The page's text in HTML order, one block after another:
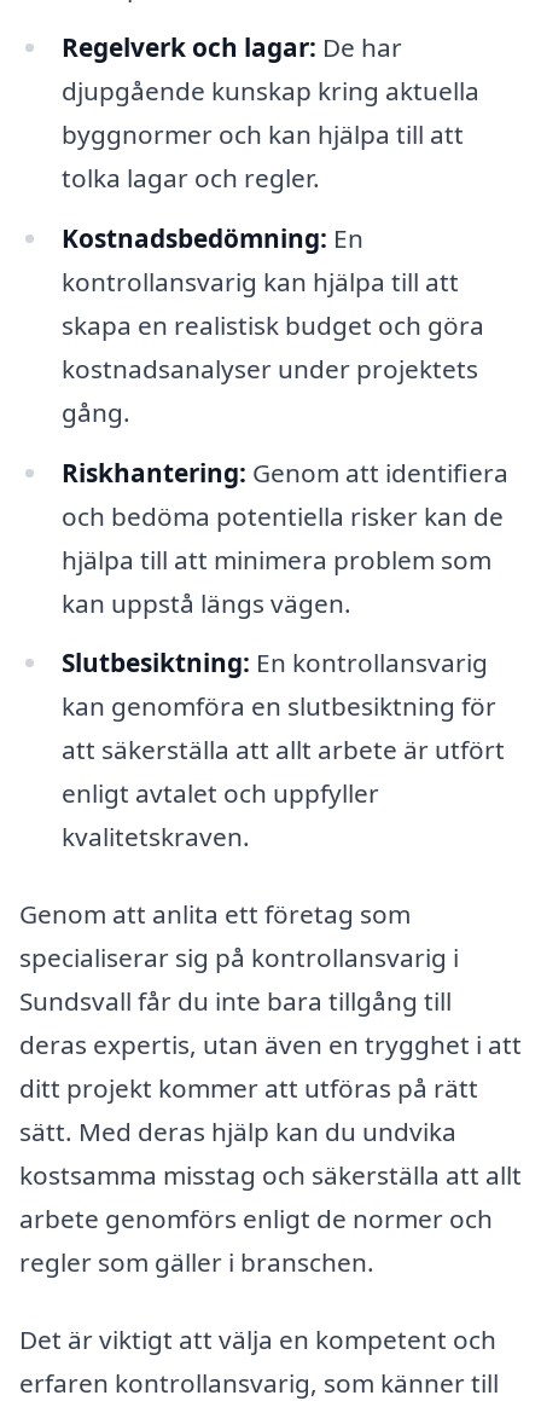
Regelverk och lagar: De har
djupgående kunskap kring aktuella
byggnormer och kan hjälpa till att
tolka lagar och regler.
Kostnadsbedömning: En
kontrollansvarig kan hjälpa till att
skapa en realistisk budget och göra
kostnadsanalyser under projektets
gång.
Riskhantering: Genom att identifiera
och bedöma potentiella risker kan de
hjälpa till att minimera problem som
kan uppstå längs vägen.
Slutbesiktning: En kontrollansvarig
kan genomföra en slutbesiktning för
att säkerställa att allt arbete är utfört
enligt avtalet och uppfyller
kvalitetskraven.
Genom att anlita ett företag som
specialiserar sig på kontrollansvarig i
Sundsvall får du inte bara tillgång till
deras expertis, utan även en trygghet i att
ditt projekt kommer att utföras på rätt
sätt. Med deras hjälp kan du undvika
kostsamma misstag och säkerställa att allt
arbete genomförs enligt de normer och
regler som gäller i branschen.
Det är viktigt att välja en kompetent och
erfaren kontrollansvarig, som känner till